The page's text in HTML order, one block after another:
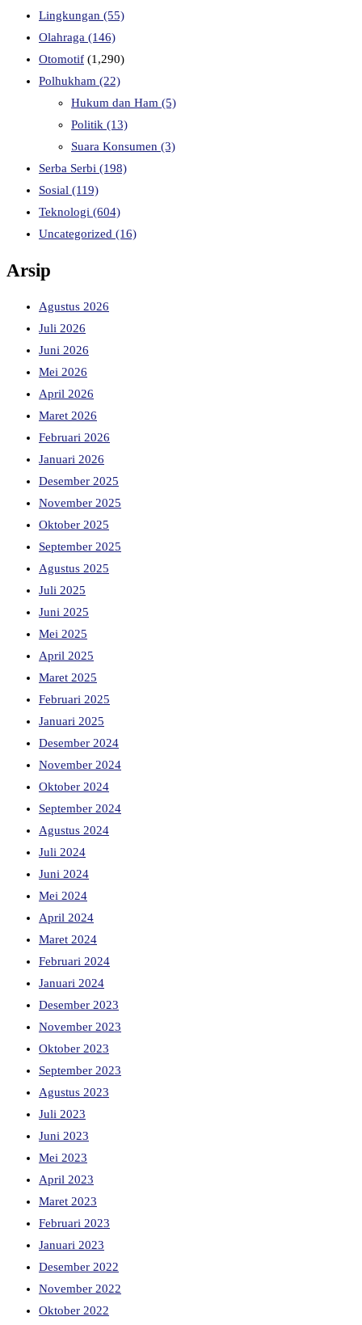
Lingkungan (55)
Olahraga (146)
Otomotif (1,290)
Polhukham (22)
Hukum dan Ham (5)
Politik (13)
Suara Konsumen (3)
Serba Serbi (198)
Sosial (119)
Teknologi (604)
Uncategorized (16)
Arsip
Agustus 2026
Juli 2026
Juni 2026
Mei 2026
April 2026
Maret 2026
Februari 2026
Januari 2026
Desember 2025
November 2025
Oktober 2025
September 2025
Agustus 2025
Juli 2025
Juni 2025
Mei 2025
April 2025
Maret 2025
Februari 2025
Januari 2025
Desember 2024
November 2024
Oktober 2024
September 2024
Agustus 2024
Juli 2024
Juni 2024
Mei 2024
April 2024
Maret 2024
Februari 2024
Januari 2024
Desember 2023
November 2023
Oktober 2023
September 2023
Agustus 2023
Juli 2023
Juni 2023
Mei 2023
April 2023
Maret 2023
Februari 2023
Januari 2023
Desember 2022
November 2022
Oktober 2022